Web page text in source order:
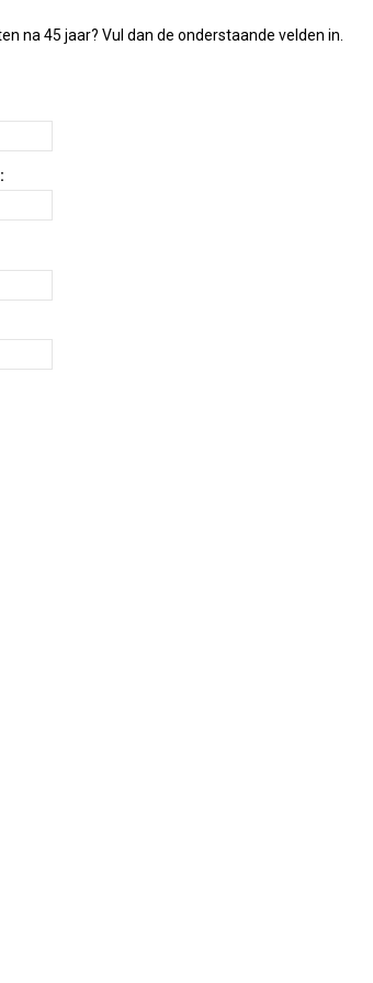
na 45 jaar? Vul dan de onderstaande velden in.